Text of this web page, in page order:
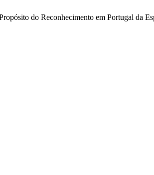
do Reconhecimento em Portugal da